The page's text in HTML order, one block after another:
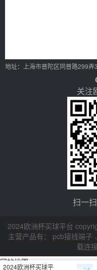
地址：上海市普陀区同普路299弄
关注
扫一
2024欧洲杯买球平台
主营产品有： pcb接线端子 、
载连
2024欧洲杯买球平
网站地图